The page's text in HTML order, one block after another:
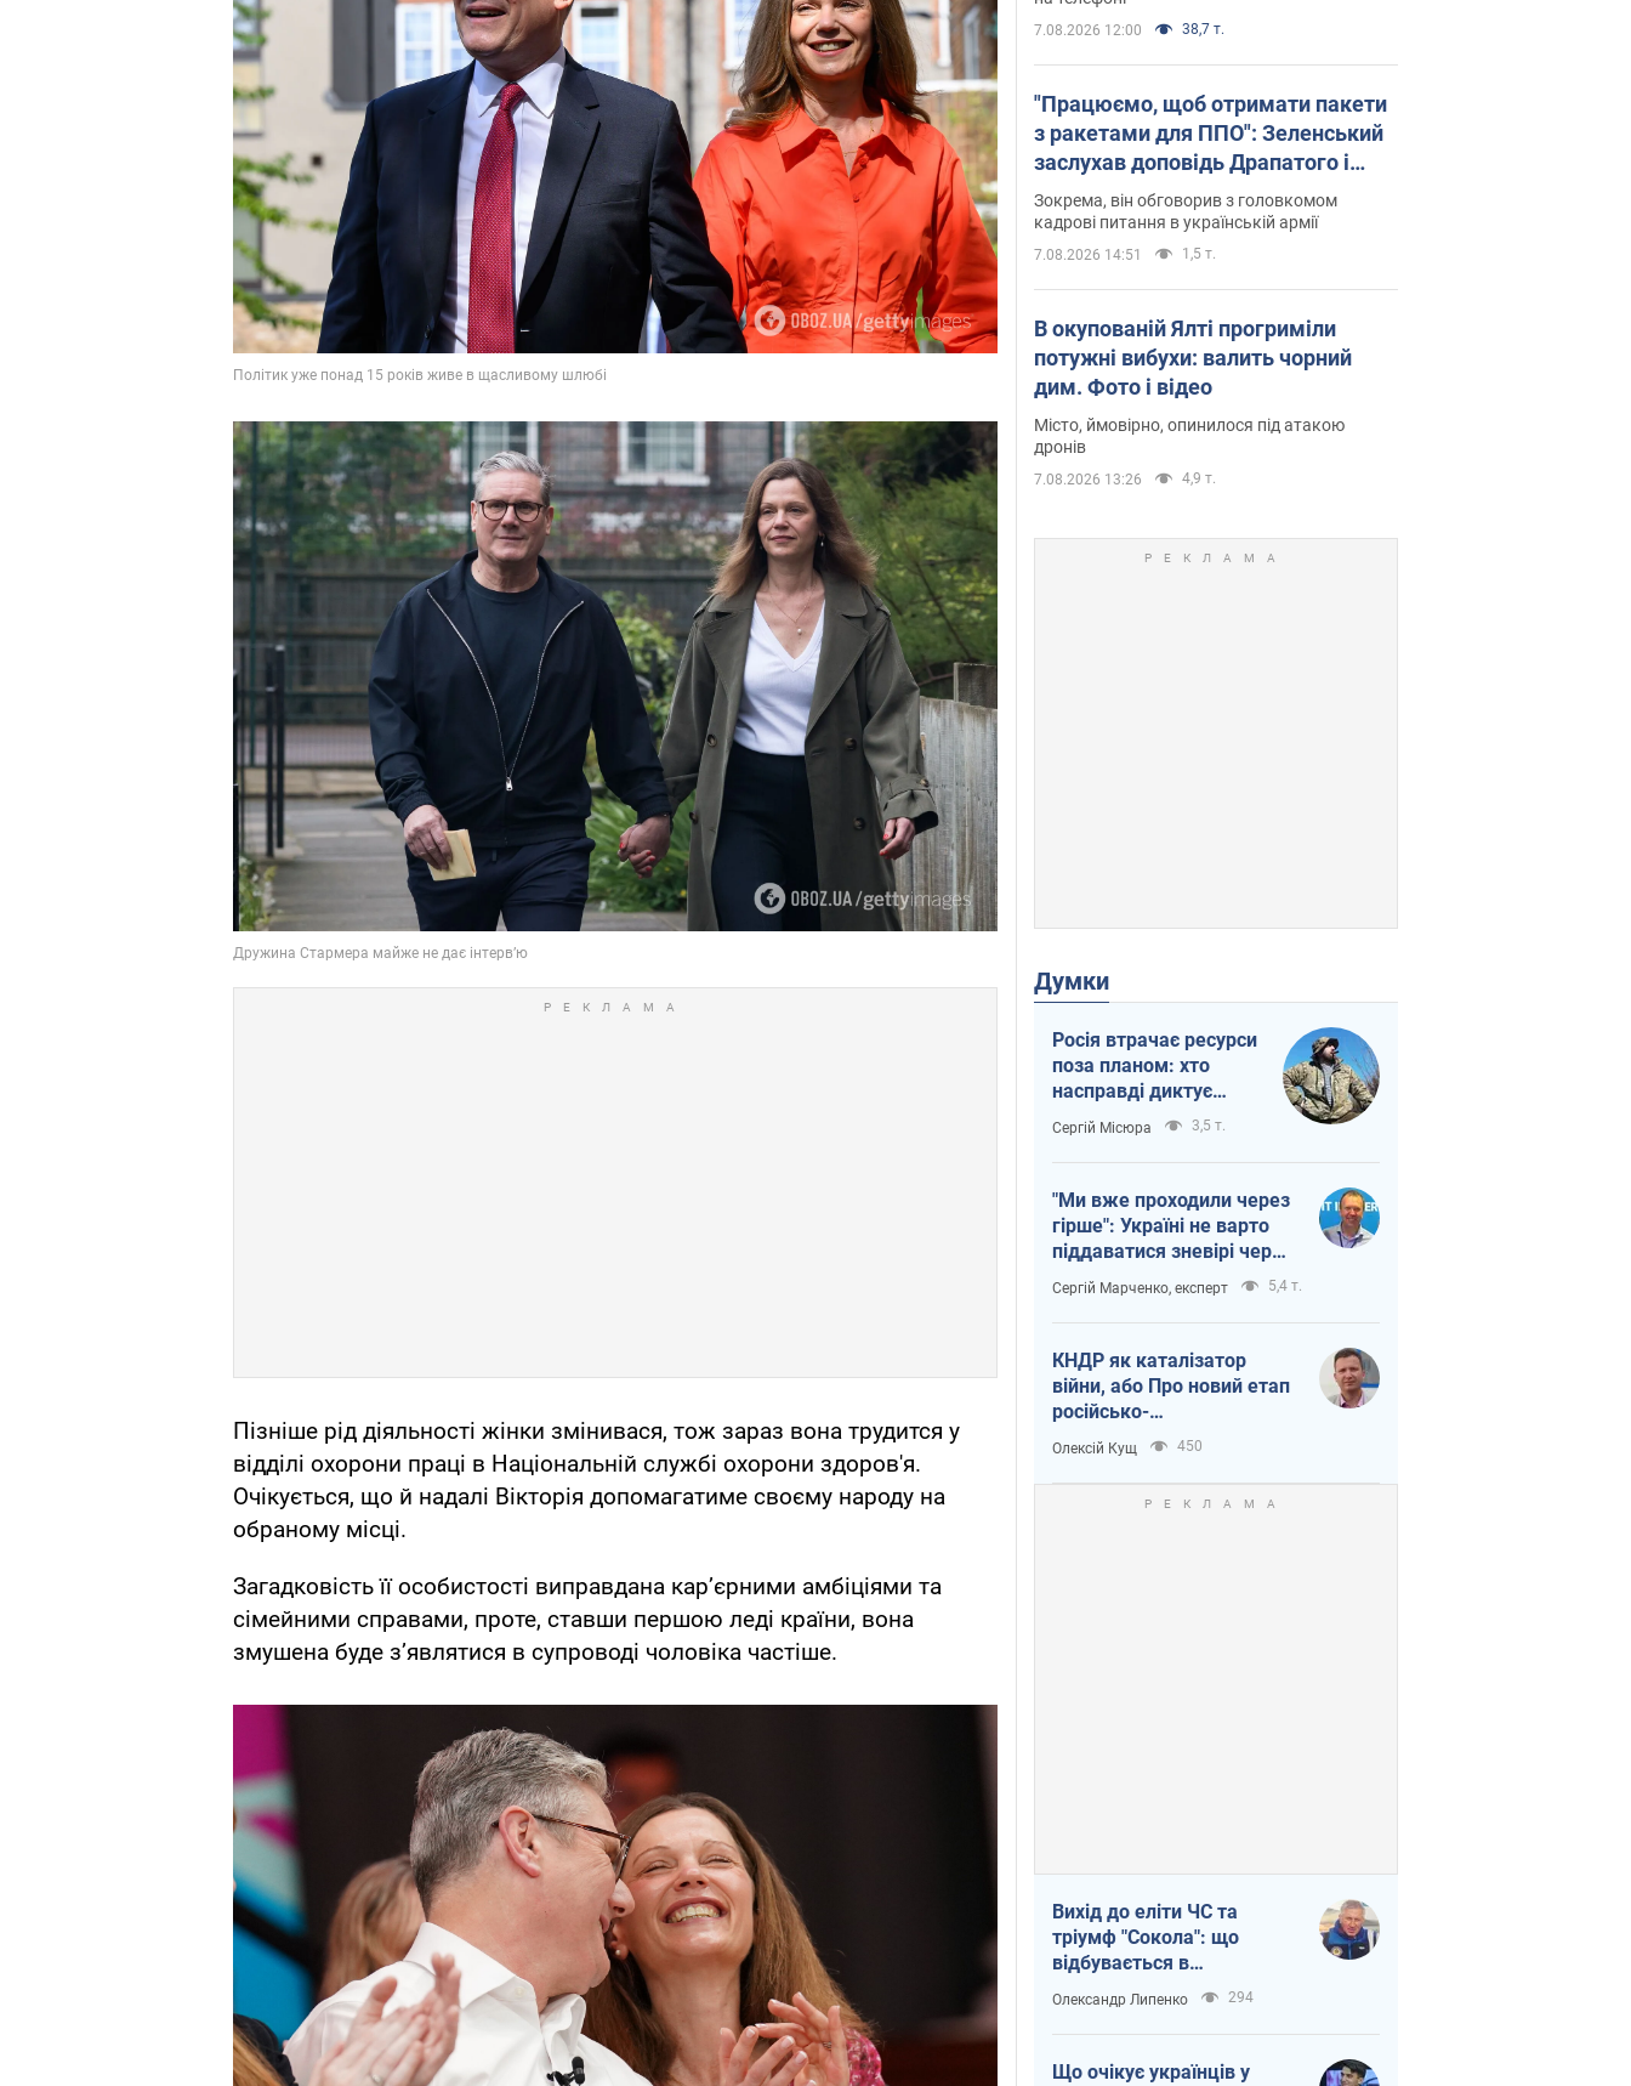
Пізніше рід діяльності жінки змінивася, тож зараз вона трудится у
відділі охорони праці в Національній службі охорони здоров'я.
Очікується, що й надалі Вікторія допомагатиме своєму народу на
обраному місці.
Загадковість її особистості виправдана карʼєрними амбіціями та
сімейними справами, проте, ставши першою леді країни, вона
змушена буде зʼявлятися в супроводі чоловіка частіше.
7.08.2026 12:00 38,7 т.
"Працюємо, щоб отримати пакети
з ракетами для ППО": Зеленський
заслухав доповідь Драпатого і
анонсував нові кроки
Зокрема, він обговорив з головкомом
кадрові питання в українській армії
7.08.2026 14:51 1,5 т.
В окупованій Ялті прогриміли
потужні вибухи: валить чорний
дим. Фото і відео
Місто, ймовірно, опинилося під атакою
дронів
7.08.2026 13:26 4,9 т.
Думки
Росія втрачає ресурси
поза планом: хто
насправді диктує
темп війни
Сергій Місюра 3,5 т.
"Ми вже проходили через
гірше": Україні не варто
піддаватися зневірі через
ракетний терор
Сергій Марченко, експерт 5,4 т.
КНДР як каталізатор
війни, або Про новий етап
російсько-
північнокорейського
Олексій Кущ 450
Вихід до еліти ЧС та
тріумф "Сокола": що
відбувається в
українському хокеї
Олександр Липенко 294
Що очікує українців у